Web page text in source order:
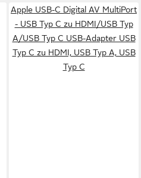
Apple USB-C Digital AV MultiPort
- USB Typ C zu HDMI/USB Typ
A/USB Typ C USB-Adapter USB
Typ C zu HDMI, USB Typ A, USB
Typ C